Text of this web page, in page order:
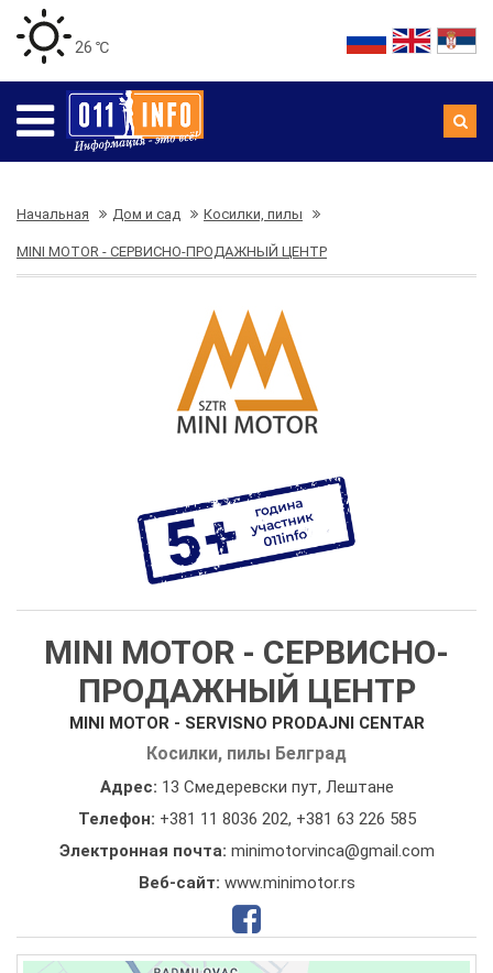
26 ℃
Начальная Дом и сад Косилки, пилы
MINI MOTOR - СЕРВИСНО-ПРОДАЖНЫЙ ЦЕНТР
MINI MOTOR - СЕРВИСНО-
ПРОДАЖНЫЙ ЦЕНТР
MINI MOTOR - SERVISNO PRODAJNI CENTAR
Косилки, пилы Белград
Адрес: 13 Смедеревски пут, Лештане
Телефон: +381 11 8036 202, +381 63 226 585
Электронная почта: minimotorvinca@gmail.com
Веб-сайт: www.minimotor.rs